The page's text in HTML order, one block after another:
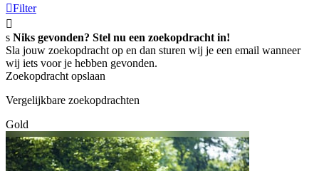
Filter

s Niks gevonden? Stel nu een zoekopdracht in!
Sla jouw zoekopdracht op en dan sturen wij je een email wanneer
wij iets voor je hebben gevonden.
Zoekopdracht opslaan
Vergelijkbare zoekopdrachten
Gold